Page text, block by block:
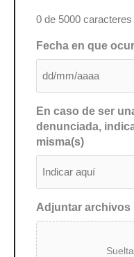
0 de 5000
Fecha en que
DD
MM
barra
AAAA
En caso de ser
denunciada,
misma(s)
Adjuntar archivos